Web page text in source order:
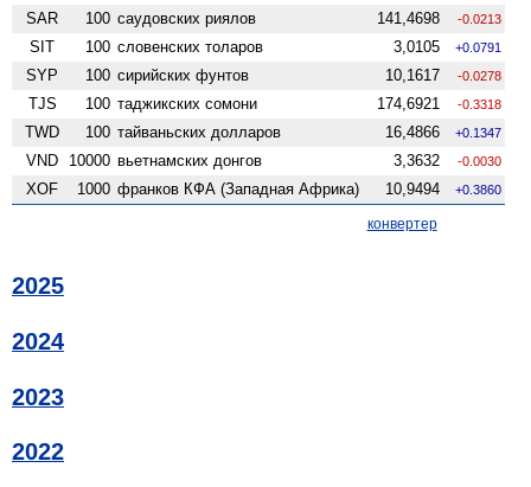
SAR 100 саудовских риялов 141,4698 -0.0213
SIT 100 словенских толаров 3,0105 +0.0791
SYP 100 сирийских фунтов 10,1617 -0.0278
TJS 100 таджикских сомони 174,6921 -0.3318
TWD 100 тайваньских долларов 16,4866 +0.1347
VND 10000 вьетнамских донгов 3,3632 -0.0030
XOF 1000 франков КФА (Западная Африка) 10,9494 +0.3860
конвертер
2025
2024
2023
2022